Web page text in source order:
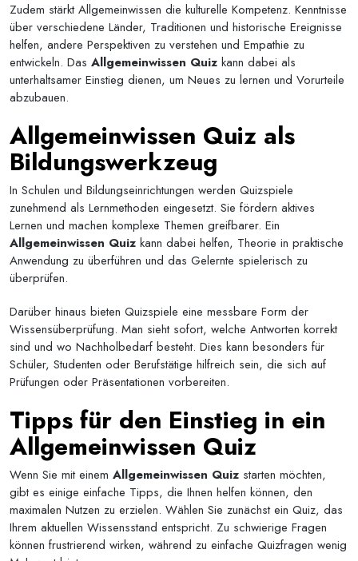
Zudem stärkt Allgemeinwissen die kulturelle Kompetenz. Kenntnisse
über verschiedene Länder, Traditionen und historische Ereignisse
helfen, andere Perspektiven zu verstehen und Empathie zu
entwickeln. Das Allgemeinwissen Quiz kann dabei als
unterhaltsamer Einstieg dienen, um Neues zu lernen und Vorurteile
abzubauen.
Allgemeinwissen Quiz als
Bildungswerkzeug
In Schulen und Bildungseinrichtungen werden Quizspiele
zunehmend als Lernmethoden eingesetzt. Sie fördern aktives
Lernen und machen komplexe Themen greifbarer. Ein
Allgemeinwissen Quiz kann dabei helfen, Theorie in praktische
Anwendung zu überführen und das Gelernte spielerisch zu
überprüfen.
Darüber hinaus bieten Quizspiele eine messbare Form der
Wissensüberprüfung. Man sieht sofort, welche Antworten korrekt
sind und wo Nachholbedarf besteht. Dies kann besonders für
Schüler, Studenten oder Berufstätige hilfreich sein, die sich auf
Prüfungen oder Präsentationen vorbereiten.
Tipps für den Einstieg in ein
Allgemeinwissen Quiz
Wenn Sie mit einem Allgemeinwissen Quiz starten möchten,
gibt es einige einfache Tipps, die Ihnen helfen können, den
maximalen Nutzen zu erzielen. Wählen Sie zunächst ein Quiz, das
Ihrem aktuellen Wissensstand entspricht. Zu schwierige Fragen
können frustrierend wirken, während zu einfache Quizfragen wenig